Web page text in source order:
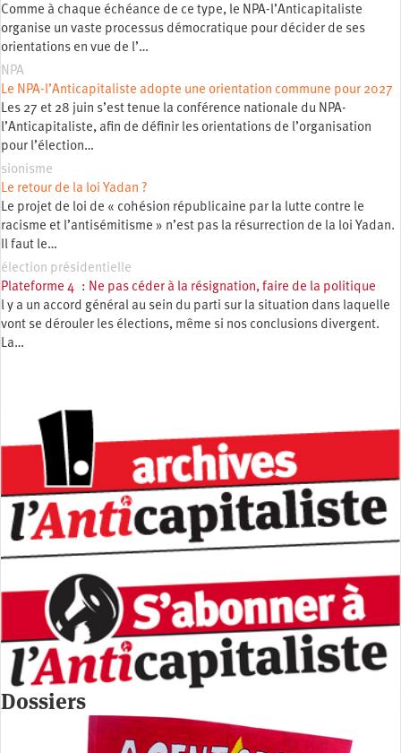
Comme à chaque échéance de ce type, le NPA-l’Anticapitaliste
organise un vaste processus démocratique pour décider de ses
orientations en vue de l’…
NPA
Le NPA-l’Anticapitaliste adopte une orientation commune pour 2027
Les 27 et 28 juin s’est tenue la conférence nationale du NPA-
l’Anticapitaliste, afin de définir les orientations de l’organisation
pour l’élection…
sionisme
Le retour de la loi Yadan ?
Le projet de loi de « cohésion républicaine par la lutte contre le
racisme et l’antisémitisme » n’est pas la résurrection de la loi Yadan.
Il faut le…
élection présidentielle
Plateforme 4 : Ne pas céder à la résignation, faire de la politique
l y a un accord général au sein du parti sur la situation dans laquelle
vont se dérouler les élections, même si nos conclusions divergent.
La…
Dossiers